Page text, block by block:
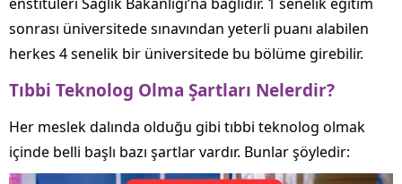
sonrası üniversitede sınavından yeterli puanı alabilen
herkes 4 senelik bir üniversitede bu bölüme girebilir.
Tıbbi Teknolog Olma Şartları Nelerdir?
Her meslek dalında olduğu gibi tıbbi teknolog olmak
içinde belli başlı bazı şartlar vardır. Bunlar şöyledir: